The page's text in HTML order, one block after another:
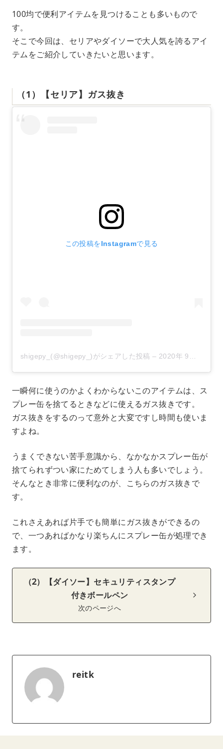
100均で便利アイテムを見つけることも多いもので
す。
そこで今回は、セリアやダイソーで大人気を誇るアイ
テムをご紹介していきたいと思います。
（1）【セリア】ガス抜き
この投稿をInstagramで見る
shigepy_(@shigepy_)がシェアした投稿 – 2020年 9月月10日午前6時12分PDT
一瞬何に使うのかよくわからないこのアイテムは、ス
プレー缶を捨てるときなどに使えるガス抜きです。
ガス抜きをするのって意外と大変ですし時間も使いま
すよね。
うまくできない苦手意識から、なかなかスプレー缶が
捨てられずつい家にためてしまう人も多いでしょう。
そんなとき非常に便利なのが、こちらのガス抜きで
す。
これさえあれば片手でも簡単にガス抜きができるの
で、一つあればかなり楽ちんにスプレー缶が処理でき
ます。
（2）【ダイソー】セキュリティスタンプ
付きボールペン
次のページへ
reitk